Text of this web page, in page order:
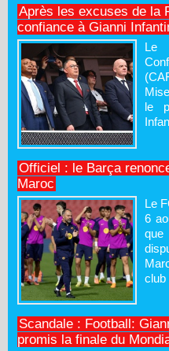
Après les excuses de la
confiance à Gianni
Le
le
Officiel : le Barça
Maroc
Le
6
club
Scandale : Football:
promis la finale du